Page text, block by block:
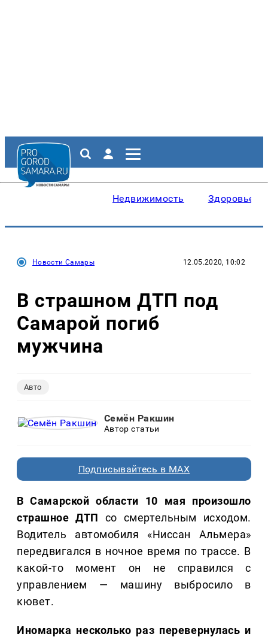
Недвижимость Здоровье
Новости Самары 12.05.2020, 10:02
В страшном ДТП под
Самарой погиб
мужчина
Авто
Семён Ракшин
Автор статьи
Подписывайтесь в MAX
В Самарской области 10 мая произошло
страшное ДТП со смертельным исходом.
Водитель автомобиля «Ниссан Альмера»
передвигался в ночное время по трассе. В
какой-то момент он не справился с
управлением — машину выбросило в
кювет.
Иномарка несколько раз перевернулась и